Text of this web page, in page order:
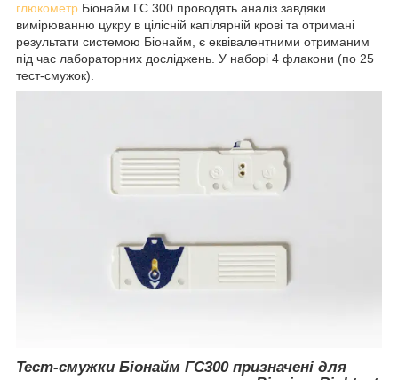
глюкометр Біонайм ГС 300 проводять аналіз завдяки
вимірюванню цукру в цілісній капілярній крові та отримані
результати системою Біонайм, є еквівалентними отриманим
під час лабораторних досліджень. У наборі 4 флакони (по 25
тест-смужок).
Тест-смужки Біонайм ГС300 призначені для